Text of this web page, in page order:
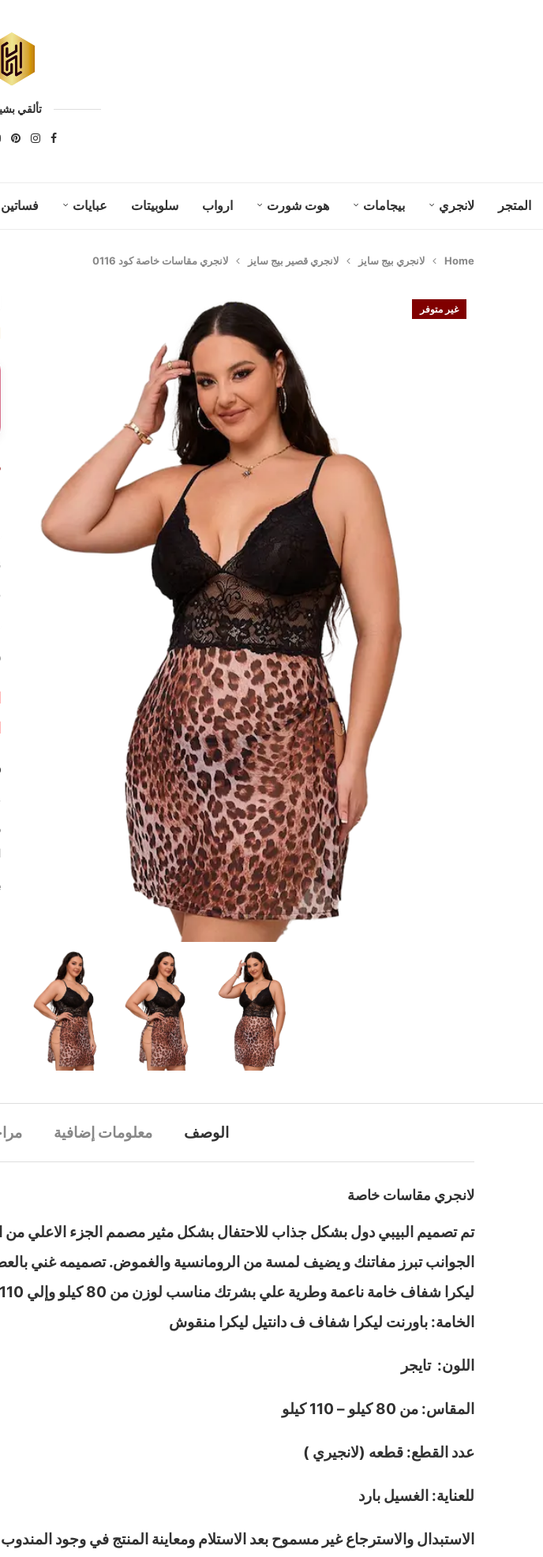
تألقي
المتجر لانجري بيجامات هوت شورت ارواب سلوبيتات عبايات فساتين
Home لانجري بيج سايز لانجري قصير بيج سايز لانجري مقاسات خاصة كود 0116
غير متوفر
الوصف معلومات إضافية
لانجري مقاسات خاصة
تم تصميم البيبي دول بشكل جذاب للاحتفال بشكل مثير مصمم الجزء الاعلي من
الجوانب تبرز مفاتنك و يضيف لمسة من الرومانسية والغموض. تصميمه غني
ليكرا شفاف خامة ناعمة وطرية علي بشرتك مناسب لوزن من 80 كيلو وإلي 110 كيلو يساعدك عندما ترغبين في إضافة لمسة من البريق إلى ليلتك.
الخامة: باورنت ليكرا شفاف ف دانتيل ليكرا منقوش
اللون: تايجر
المقاس: من 80 كيلو – 110 كيلو
عدد القطع: قطعه (لانجيري )
للعناية: الغسيل بارد
الاستبدال والاسترجاع غير مسموح بعد الاستلام ومعاينة المنتج في وجود المندوب